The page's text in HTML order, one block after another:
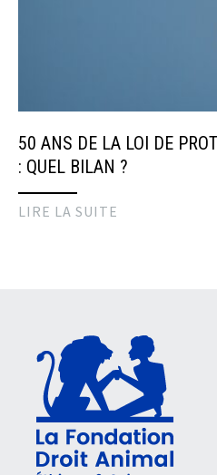
50 ANS DE LA LOI DE
: QUEL BILAN ?
LIRE LA SUITE